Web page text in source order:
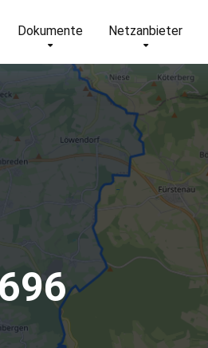
Dokumente Netzanbieter